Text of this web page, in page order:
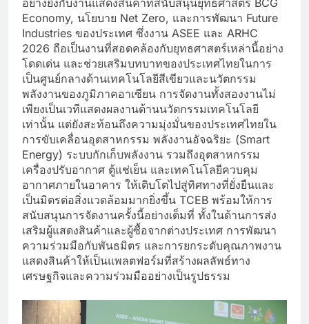
Economy, นโยบาย Net Zero, และการพัฒนา Future
Industries ของประเทศ ซึ่งงาน ASEE และ ARHC
2026 ถือเป็นงานที่สอดคล้องกับยุทธศาสตร์เหล่านี้อย่าง
โดดเด่น และช่วยเสริมบทบาทของประเทศไทยในการ
เป็นศูนย์กลางด้านเทคโนโลยีสีเขียวและนวัตกรรม
พลังงานของภูมิภาคอาเซียน การจัดงานทั้งสองงานไม่
เพียงเป็นเวทีแสดงผลงานด้านนวัตกรรมเทคโนโลยี
เท่านั้น แต่ยังสะท้อนถึงความมุ่งมั่นของประเทศไทยใน
การขับเคลื่อนอุตสาหกรรม พลังงานอัจฉริยะ (Smart
Energy) ระบบกักเก็บพลังงาน รวมถึงอุตสาหกรรม
เครื่องปรับอากาศ ตู้แช่เย็น และเทคโนโลยีควบคุม
อากาศภายในอาคาร ให้เติบโตไปสู่ทิศทางที่ยั่งยืนและ
เป็นมิตรต่อสิ่งแวดล้อมมากยิ่งขึ้น TCEB พร้อมให้การ
สนับสนุนการจัดงานครั้งนี้อย่างเต็มที่ ทั้งในด้านการส่ง
เสริมผู้แสดงสินค้าและผู้ซื้อจากต่างประเทศ การพัฒนา
ความร่วมมือกับพันธมิตร และการยกระดับคุณภาพงาน
แสดงสินค้าให้เป็นแพลตฟอร์มที่สร้างผลลัพธ์ทาง
เศรษฐกิจและความร่วมมืออย่างเป็นรูปธรรม